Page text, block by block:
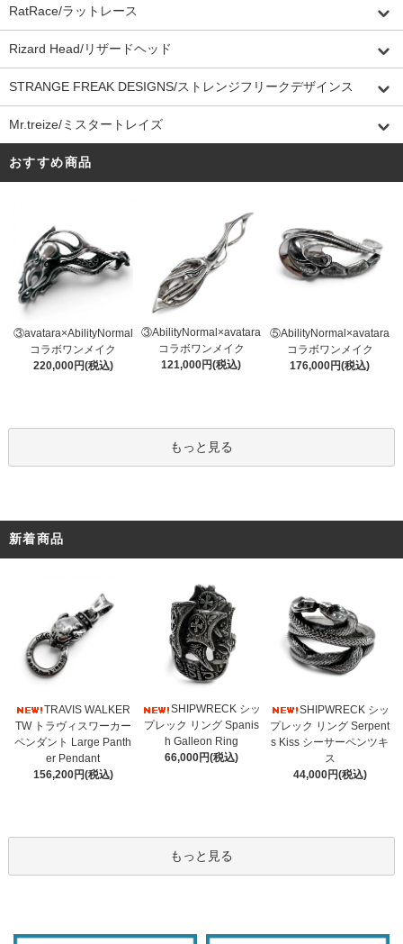
RatRace/ラットレース
Rizard Head/リザードヘッド
STRANGE FREAK DESIGNS/ストレンジフリークデザインス
Mr.treize/ミスタートレイズ
おすすめ商品
③avatara×AbilityNormal
コラボワンメイク
220,000円(税込)
③AbilityNormal×avatara
コラボワンメイク
121,000円(税込)
⑤AbilityNormal×avatara
コラボワンメイク
176,000円(税込)
もっと見る
新着商品
TRAVIS WALKER
TW トラヴィスワーカー
ペンダント Large Panth
er Pendant
156,200円(税込)
SHIPWRECK シッ
プレック リング Spanis
h Galleon Ring
66,000円(税込)
SHIPWRECK シッ
プレック リング Serpent
s Kiss シーサーペンツキ
ス
44,000円(税込)
もっと見る